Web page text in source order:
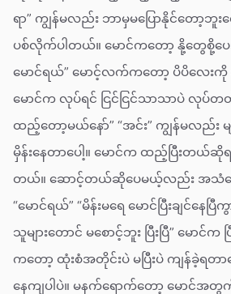
ရာ” ကျွန်မလည်း ဘာမှမပြောနိုင်တော့ဘူးလ
ပစ်လိုက်ပါတယ်။ မောင်ကတော့ နို့တွေစို့ပ
မောင်ရယ်” မောင့်လက်ကတော့ ပိပိလေး
မောင်က လုပ်ရင် ငြင်ငြင်သာသာပဲ လုပ်
ထည့်တော့မယ်နော်” “အင်း” ကျွန်မလည်း မ
မှိန်းနေတာပေါ့။ မောင်က ထည့်ပြီးတယ်ဆို
တယ်။ ဆောင့်တယ်ဆိုပေမယ့်လည်း အသံတ
“မောင်ရယ်” “မိန်းမရေ မောင်ပြီးချင်နေပ
သူများတောင် မစောင့်ဘူး ပြီးပြီ” မောင်က
ကတော့ ထုံးစံအတိုင်းပဲ မပြီးပဲ ကျန်ခဲ့ရတာပ
နေကျပါပဲ။ မနက်ရောက်တော့ မောင်အ